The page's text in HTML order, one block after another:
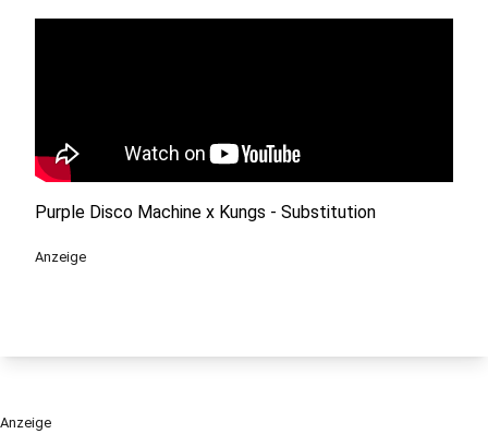
Purple Disco Machine x Kungs - Substitution
Anzeige
Anzeige